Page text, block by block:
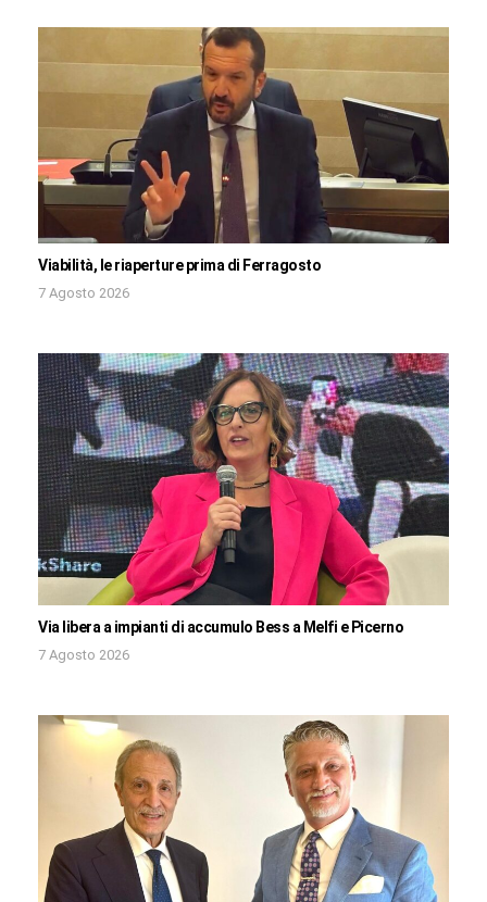
Viabilità, le riaperture prima di Ferragosto
7 Agosto 2026
Via libera a impianti di accumulo Bess a Melfi e Picerno
7 Agosto 2026